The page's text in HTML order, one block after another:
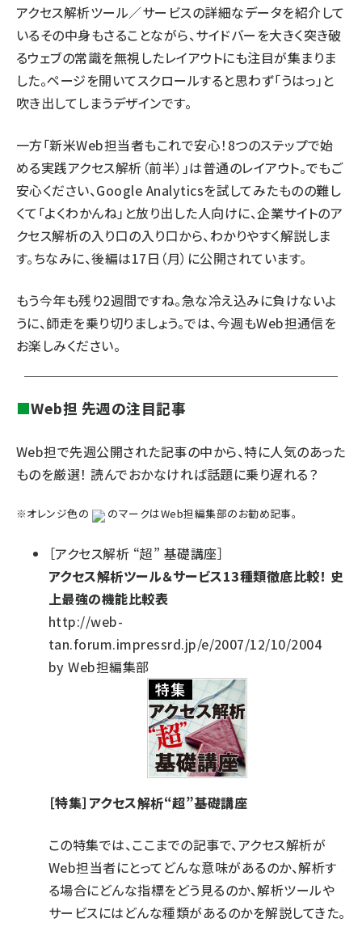
アクセス解析ツール／サービスの詳細なデータを紹介して
いるその中身もさることながら、サイドバーを大きく突き破
るウェブの常識を無視したレイアウトにも注目が集まりま
した。ページを開いてスクロールすると思わず「うはっ」と
吹き出してしまうデザインです。
一方「新米Web担当者もこれで安心！8つのステップで始
める実践アクセス解析（前半） 」は普通のレイアウト。でもご
安心ください、Google Analyticsを試してみたものの難し
くて「よくわかんね」と放り出した人向けに、企業サイトのア
クセス解析の入り口の入り口から、わかりやすく解説しま
す。ちなみに、後編は17日（月）に公開されています。
もう今年も残り2週間ですね。急な冷え込みに負けないよ
うに、師走を乗り切りましょう。では、今週もWeb担通信を
お楽しみください。
■Web担 先週の注目記事
Web担で先週公開された記事の中から、特に人気のあった
ものを厳選！ 読んでおかなければ話題に乗り遅れる？
※オレンジ色の のマークはWeb担編集部のお勧め記事。
［アクセス解析 “超” 基礎講座］
アクセス解析ツール＆サービス13種類徹底比較！ 史
上最強の機能比較表
http://web-
tan.forum.impressrd.jp/e/2007/12/10/2004
by Web担編集部
［特集］アクセス解析“超”基礎講座
この特集では、ここまでの記事で、アクセス解析が
Web担当者にとってどんな意味があるのか、解析す
る場合にどんな指標をどう見るのか、解析ツールや
サービスにはどんな種類があるのかを解説してきた。